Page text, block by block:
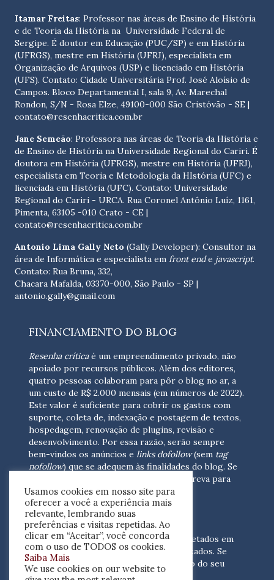
Itamar Freitas: Professor nas áreas de Ensino de História
e de Teoria da História na Universidade Federal de
Sergipe. É doutor em Educação (PUC/SP) e em História
(UFRGS), mestre em História (UFRJ), especialista em
Organização de Arquivos (USP) e licenciado em História
(UFS). Contato: Cidade Universitária Prof. José Aloísio de
Campos. Bloco Departamental I, sala 9, Av. Marechal
Rondon, S/N - Rosa Elze, 49100-000 São Cristóvão - SE |
contato@resenhacritica.com.br
Jane Semeão: Professora nas áreas de Teoria da História e
de Ensino de História na Universidade Regional do Cariri. É
doutora em História (UFRGS), mestre em História (UFRJ),
especialista em Teoria e Metodologia da HIstória (UFC) e
licenciada em História (UFC). Contato: Universidade
Regional do Cariri - URCA. Rua Coronel Antônio Luíz, 1161,
Pimenta, 63105 -010 Crato - CE |
contato@resenhacritica.com.br
Antonio Lima Gally Neto (Gally Developer): Consultor na
área de Informática e especialista em front ende javascript.
Contato: Rua Bruna, 332,
Chacara Mafalda, 03370-000, São Paulo - SP |
antonio.gally@gmail.com
FINANCIAMENTO DO BLOG
Resenha críticaé um empreendimento privado, não
apoiado por recursos públicos. Além dos editores,
quatro pessoas colaboram para pôr o blog no ar, a
um custo de R$ 2.000 mensais (em números de 2022).
Este valor é suficiente para cobrir os gastos com
suporte, coleta de, indexação e postagem de textos,
hospedagem, renovação de plugins, revisão e
desenvolvimento. Por essa razão, serão sempre
bem-vindos os anúncios e links dofollow(sem tag
nofollow) que se adequem às finalidades do blog. Se
escreva para
nós(contato@resenhacritica.com.br)
FONTES E ACERVO
As resenhas, dossiês e sumários são coletados em
periódicos acadêmicos e sites especializados. Se
você tem interesse em divulgar o acervo do seu
periódico, escreva para nós
Usamos cookies em nosso site para
oferecer a você a experiência mais
relevante, lembrando suas
preferências e visitas repetidas. Ao
clicar em “Aceitar”, você concorda
com o uso de TODOS os cookies.
Saiba Mais
We use cookies on our website to